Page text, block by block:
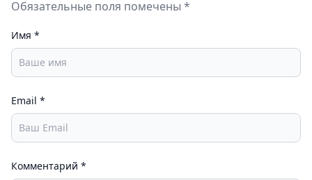
Обязательные поля помечены *
Имя *
Email *
Комментарий *